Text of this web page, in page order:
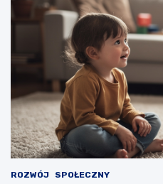
ROZWÓJ SPOŁECZNY